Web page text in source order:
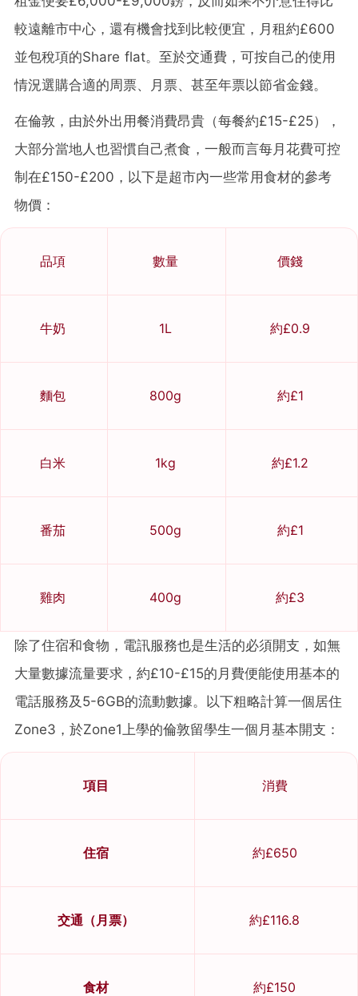
較遠離市中心，還有機會找到比較便宜，月租約£600
並包稅項的Share flat。至於交通費，可按自己的使用
情況選購合適的周票、月票、甚至年票以節省金錢。
在倫敦，由於外出用餐消費昂貴（每餐約£15-£25），
大部分當地人也習慣自己煮食，一般而言每月花費可控
制在£150-£200，以下是超市內一些常用食材的參考
物價：
品項 數量 價錢
牛奶 1L 約£0.9
麵包 800g 約£1
白米 1kg 約£1.2
番茄 500g 約£1
雞肉 400g 約£3
除了住宿和食物，電訊服務也是生活的必須開支，如無
大量數據流量要求，約£10-£15的月費便能使用基本的
電話服務及5-6GB的流動數據。以下粗略計算一個居住
Zone3，於Zone1上學的倫敦留學生一個月基本開支：
項目 消費
住宿 約£650
交通（月票） 約£116.8
食材 約£150